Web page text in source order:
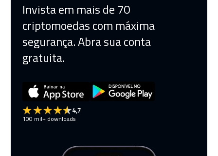
Invista em mais de 70
criptomoedas com máxima
segurança. Abra sua conta
gratuita.
4,7
100 mil+ downloads